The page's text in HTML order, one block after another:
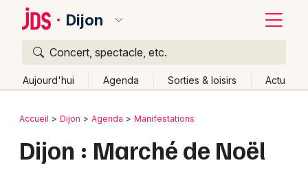
Dijon
Concert, spectacle, etc.
Aujourd'hui Agenda Sorties & loisirs Actu
Publier un événement
Bordeaux
Retour
Accueil Dijon Agenda Manifestations
Dijon : Marché de Noël
Quoi ?
Où ?
Partout
Près de moi Changer de lieu